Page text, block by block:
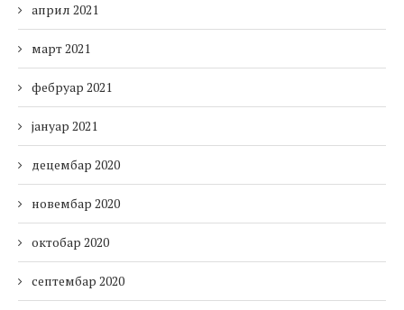
април 2021
март 2021
фебруар 2021
јануар 2021
децембар 2020
новембар 2020
октобар 2020
септембар 2020